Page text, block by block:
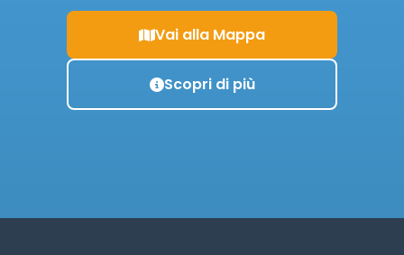
Vai alla Mappa
Scopri di più